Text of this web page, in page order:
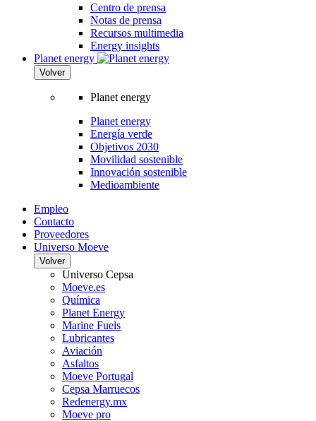
Centro de prensa
Notas de prensa
Recursos multimedia
Energy insights
Planet energy
Volver
Planet energy
Planet energy
Energía verde
Objetivos 2030
Movilidad sostenible
Innovación sostenible
Medioambiente
Empleo
Contacto
Proveedores
Universo Moeve
Volver
Universo Cepsa
Moeve.es
Química
Planet Energy
Marine Fuels
Lubricantes
Aviación
Asfaltos
Moeve Portugal
Cepsa Marruecos
Redenergy.mx
Moeve pro